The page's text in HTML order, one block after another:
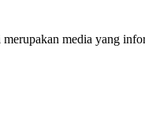
media yang